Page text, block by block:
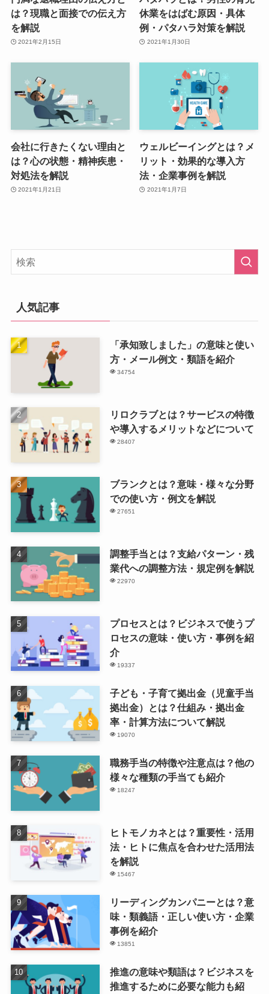
は？現職と面接での伝え方
を解説
2021年2月15日
休業をはばむ原因・具体
例・パタハラ対策を解説
2021年1月30日
会社に行きたくない理由と
は？心の状態・精神疾患・
対処法を解説
2021年1月21日
ウェルビーイングとは？メ
リット・効果的な導入方
法・企業事例を解説
2021年1月7日
人気記事
「承知致しました」の意味と使い
方・メール例文・類語を紹介
34754
リロクラブとは？サービスの特徴
や導入するメリットなどについて
28407
ブランクとは？意味・様々な分野
での使い方・例文を解説
27651
調整手当とは？支給パターン・残
業代への調整方法・規定例を解説
22970
プロセスとは？ビジネスで使うプ
ロセスの意味・使い方・事例を紹
介
19337
子ども・子育て拠出金（児童手当
拠出金）とは？仕組み・拠出金
率・計算方法について解説
19070
職務手当の特徴や注意点は？他の
様々な種類の手当ても紹介
18247
ヒトモノカネとは？重要性・活用
法・ヒトに焦点を合わせた活用法
を解説
15467
リーディングカンパニーとは？意
味・類義語・正しい使い方・企業
事例を紹介
13851
推進の意味や類語は？ビジネスを
推進するために必要な能力も紹